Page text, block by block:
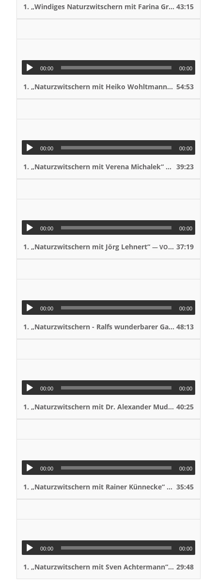
1. „Windiges Naturzwitschern mit Farina Graßmann“ 43:15
00:00 00:00
1. „Naturzwitschern mit Heiko Wohltmann“ — VOLKER
54:53
00:00 00:00
1. „Naturzwitschern mit Verena Michalek“ — VOLKER
39:23
00:00 00:00
1. „Naturzwitschern mit Jörg Lehnert“ — VOLKER STAHNKE / BÜRO FÜR NATURETAINMENT 37:19
00:00 00:00
1. „Naturzwitschern - Ralfs wunderbarer Garten“ —
48:13
00:00 00:00
1. „Naturzwitschern mit Dr. Alexander Mudroch“ —
40:25
00:00 00:00
1. „Naturzwitschern mit Rainer Künnecke“ — VOLKER
35:45
00:00 00:00
1. „Naturzwitschern mit Sven Achtermann“ — VOLKER
29:48